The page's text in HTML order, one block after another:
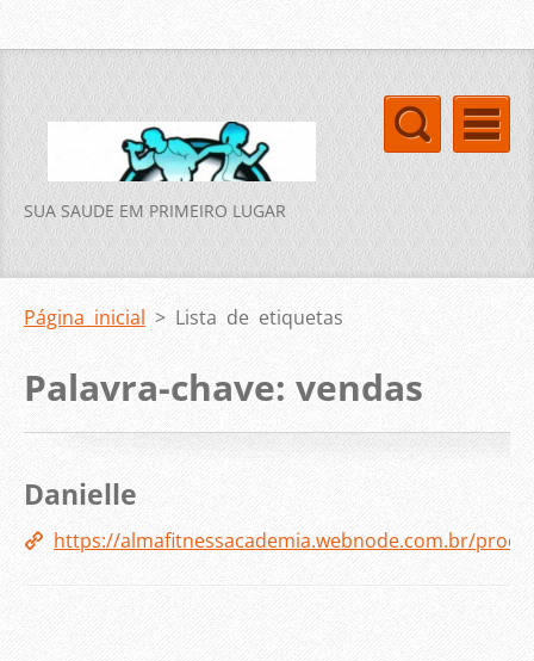
SUA SAUDE EM PRIMEIRO LUGAR
Página inicial > Lista de etiquetas
Palavra-chave: vendas
Danielle
https://almafitnessacademia.webnode.com.br/